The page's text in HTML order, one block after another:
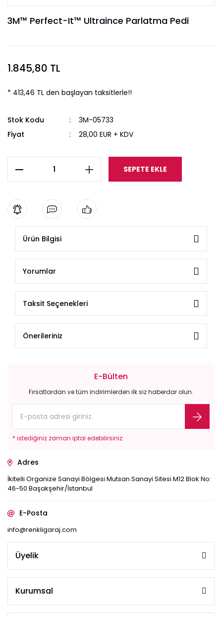
3M™ Perfect-It™ Ultraince Parlatma Pedi
1.845,80 TL
* 413,46 TL den başlayan taksitlerle!!
Stok Kodu
3M-05733
Fiyat
28,00 EUR + KDV
SEPETE EKLE
Ürün Bilgisi
Yorumlar
Taksit Seçenekleri
Önerileriniz
E-Bülten
Fırsatlardan ve tüm indirimlerden ilk siz haberdar olun.
* istediğiniz zaman iptal edebilirsiniz.
Adres
İkitelli Organize Sanayi Bölgesi Mutsan Sanayi Sitesi M12 Blok No:
46-50 Başakşehir/İstanbul
E-Posta
info@renkligaraj.com
Üyelik
Kurumsal